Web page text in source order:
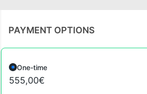
PAYMENT OPTIONS
One-time
555,00€